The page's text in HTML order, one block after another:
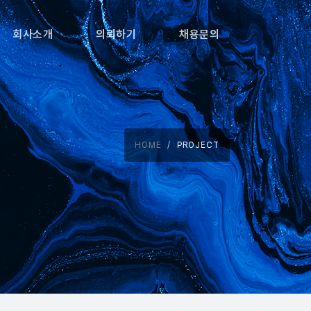
회사소개 의뢰하기 채용문의
HOME PROJECT